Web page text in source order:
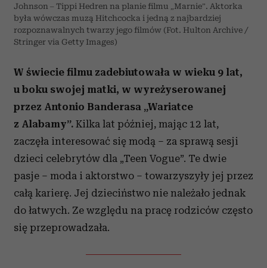
Johnson – Tippi Hedren na planie filmu „Marnie”. Aktorka
była wówczas muzą Hitchcocka i jedną z najbardziej
rozpoznawalnych twarzy jego filmów (Fot. Hulton Archive /
Stringer via Getty Images)
W świecie filmu zadebiutowała w wieku 9 lat,
u boku swojej matki, w wyreżyserowanej
przez Antonio Banderasa „Wariatce
z Alabamy”. Kilka lat później, mając 12 lat,
zaczęła interesować się modą – za sprawą sesji
dzieci celebrytów dla „Teen Vogue”. Te dwie
pasje – moda i aktorstwo – towarzyszyły jej przez
całą karierę. Jej dzieciństwo nie należało jednak
do łatwych. Ze względu na pracę rodziców często
się przeprowadzała.